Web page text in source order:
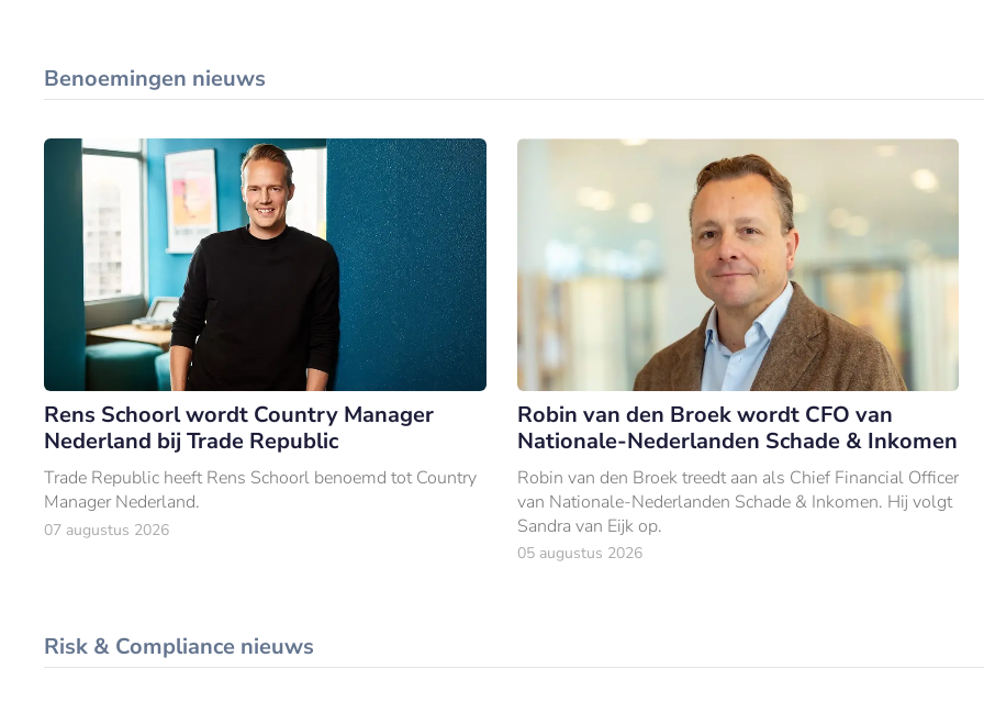
Benoemingen nieuws
Rens Schoorl wordt Country Manager
Nederland bij Trade Republic
Trade Republic heeft Rens Schoorl benoemd tot Country
Manager Nederland.
07 augustus 2026
Robin van den Broek wordt CFO van
Nationale-Nederlanden Schade & Inkomen
Robin van den Broek treedt aan als Chief Financial Officer
van Nationale-Nederlanden Schade & Inkomen. Hij volgt
Sandra van Eijk op.
05 augustus 2026
Risk & Compliance nieuws